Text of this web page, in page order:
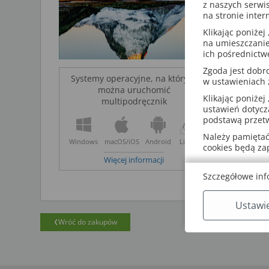
Systemy operacyjne, na których
można uruchomić
multipodręcznik
Windows macOS/iOS Android Linux
Więcej informacji
Z
przez
bez
Wróć do zakupów
z naszych
na stronie
Klikając poniżej
na
ich
Zgoda jest
w ustawieniach
Klikając poniżej
ustawień
podstawą
Należy
cookies będą
Szczegółowe